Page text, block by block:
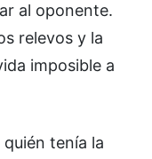
al oponente.
relevos y la
imposible a
tenía la